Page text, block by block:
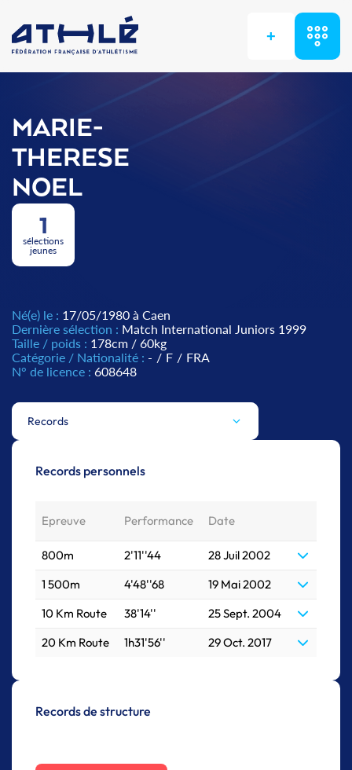
+
MARIE-
THERESE
NOEL
1
sélections
jeunes
Né(e) le : 17/05/1980 à Caen
Dernière sélection : Match International Juniors 1999
Taille / poids : 178cm / 60kg
Catégorie / Nationalité : - / F / FRA
N° de licence : 608648
Records
Records personnels
Epreuve Performance Date
800m 2'11''44
28 Juil 2002
1 500m
4'48''68
19 Mai 2002
10 Km Route
38'14''
25 Sept. 2004
20 Km Route
1h31'56'' 29 Oct. 2017
Records de structure